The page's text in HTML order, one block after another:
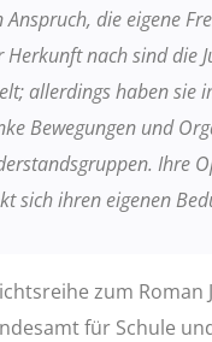
Anspruch, die eigene
Herkunft nach sind die
allerdings haben
Bewegungen und
Ihre
sich ihren eigenen
zum
für Schule